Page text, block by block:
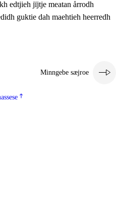
edtjieh jïjtje meatan årrodh
guktie dah maehtieh heerredh
Minngebe sæjroe